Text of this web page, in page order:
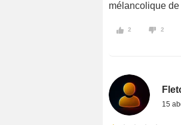
mélancolique
2 2
15